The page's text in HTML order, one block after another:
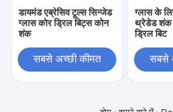
डायमंड एब्रेसिव टूल्स सिन्जेड
ग्लास कोर ड्रिल बिट्स कोन
शंक
सबसे अच्छी कीमत
ग्लास के
थ्रेडेड शंक
ड्रिल बिट
सबसे